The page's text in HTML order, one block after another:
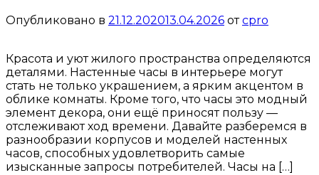
Опубликовано в 21.12.202013.04.2026 отcpro
Красота и уют жилого пространства определяются
деталями. Настенные часы в интерьере могут
стать не только украшением, а ярким акцентом в
облике комнаты. Кроме того, что часы это модный
элемент декора, они ещё приносят пользу —
отслеживают ход времени. Давайте разберемся в
разнообразии корпусов и моделей настенных
часов, способных удовлетворить самые
изысканные запросы потребителей. Часы на […]